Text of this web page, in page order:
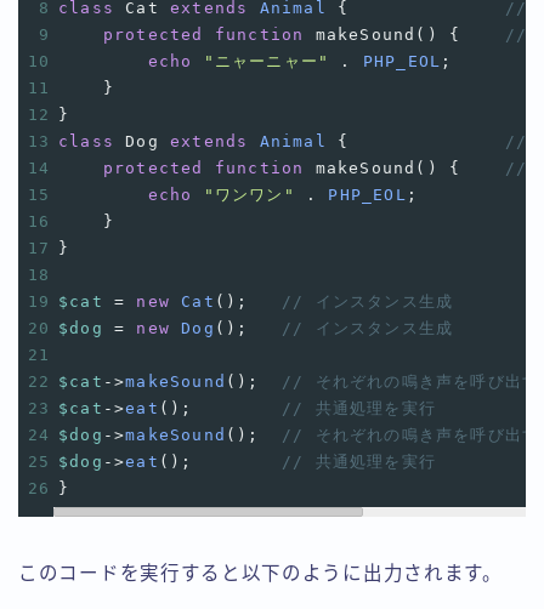
8 class Cat extends Animal {
//
9
protected function makeSound () {
//
10
echo "ニャーニャー" . PHP_EOL ;
11
    }
12
}
13
class Dog extends Animal {
//
14
protected function makeSound () {
//
15
echo "ワンワン" . PHP_EOL ;
16
    }
17
}
18
19
$cat = new Cat ();
// インスタンス生成
20
$dog = new Dog ();
// インスタンス生成
21
22
$cat ->makeSound ();
// それぞれの鳴き声を呼び出す
23
$cat ->eat ();
// 共通処理を実行
24
$dog ->makeSound ();
// それぞれの鳴き声を呼び出す
25
$dog ->eat ();
// 共通処理を実行
26
}
このコードを実行すると以下のように出力されます。